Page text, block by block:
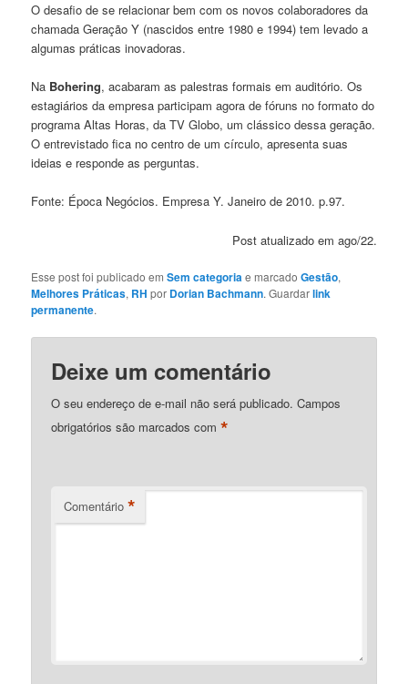
O desafio de se relacionar bem com os novos colaboradores da
chamada Geração Y (nascidos entre 1980 e 1994) tem levado a
algumas práticas inovadoras.
Na Bohering, acabaram as palestras formais em auditório. Os
estagiários da empresa participam agora de fóruns no formato do
programa Altas Horas, da TV Globo, um clássico dessa geração.
O entrevistado fica no centro de um círculo, apresenta suas
ideias e responde as perguntas.
Fonte: Época Negócios. Empresa Y. Janeiro de 2010. p.97.
Post atualizado em ago/22.
Esse post foi publicado emSem categoriae marcadoGestão,
Melhores Práticas, RH por Dorian Bachmann. Guardarlink
permanente.
Deixe um comentário
O seu endereço de e-mail não será publicado. Campos
obrigatórios são marcados com*
Comentário *